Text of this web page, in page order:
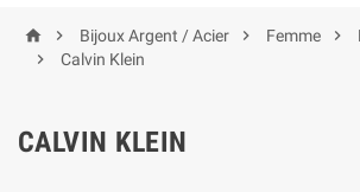
  Bijoux Argent / Acier  Femme 

Calvin Klein
CALVIN KLEIN